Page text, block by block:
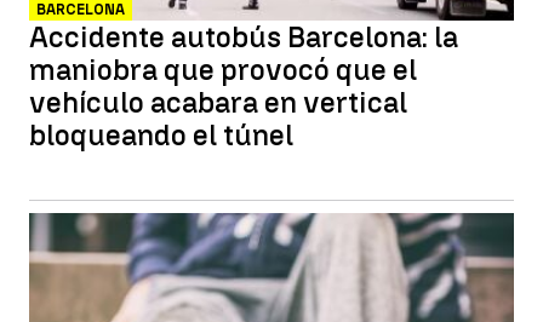
BARCELONA
Accidente autobús Barcelona: la
maniobra que provocó que el
vehículo acabara en vertical
bloqueando el túnel